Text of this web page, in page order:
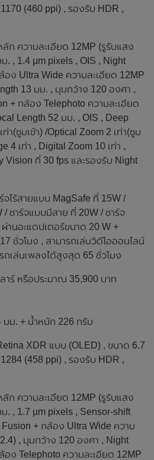
(460 ppi) , รองรับ HDR ,
ความละเอียด 12MP (รูรับแสง
. , 1.4 µm pixels , OIS , Night
อง Ultra Wide ความละเอียด 12MP
13 มม. , มุมกว้าง 120 องศา ,
+ กล้อง Telephoto ความละเอียด
Length 52 มม. , OIS , Deep
า(ซูมเข้า) /Optical Zoom 2 เท่า(ซูม
4 เท่า , Digital Zoom 10 เท่า ,
Vision ที่ 30 fps และรองรับ Night
จไร้สายแบบ MagSafe ที่ 15W /
/ ชาร์จแบบมีสาย ที่ 20W / ชาร์จ
านอะแดปเตอร์ขนาด 20 W +
ชั่วโมง , สามารถเล่นวิดีโอออนไลน์
ถเล่นเพลงได้สูงสุด 65 ชั่วโมง
าร์ หรือประมาณ 35,900 บาท
มม. + น้ำหนัก 226 กรัม
XDR แบบ (OLED) , ขนาด 6.7
(458 ppi) , รองรับ HDR ,
ความละเอียด 12MP (รูรับแสง
. , 1.7 µm pixels , Sensor-shift
+ กล้อง Ultra Wide ความ
, มุมกว้าง 120 องศา , Night
อง Telephoto ความละเอียด 12MP